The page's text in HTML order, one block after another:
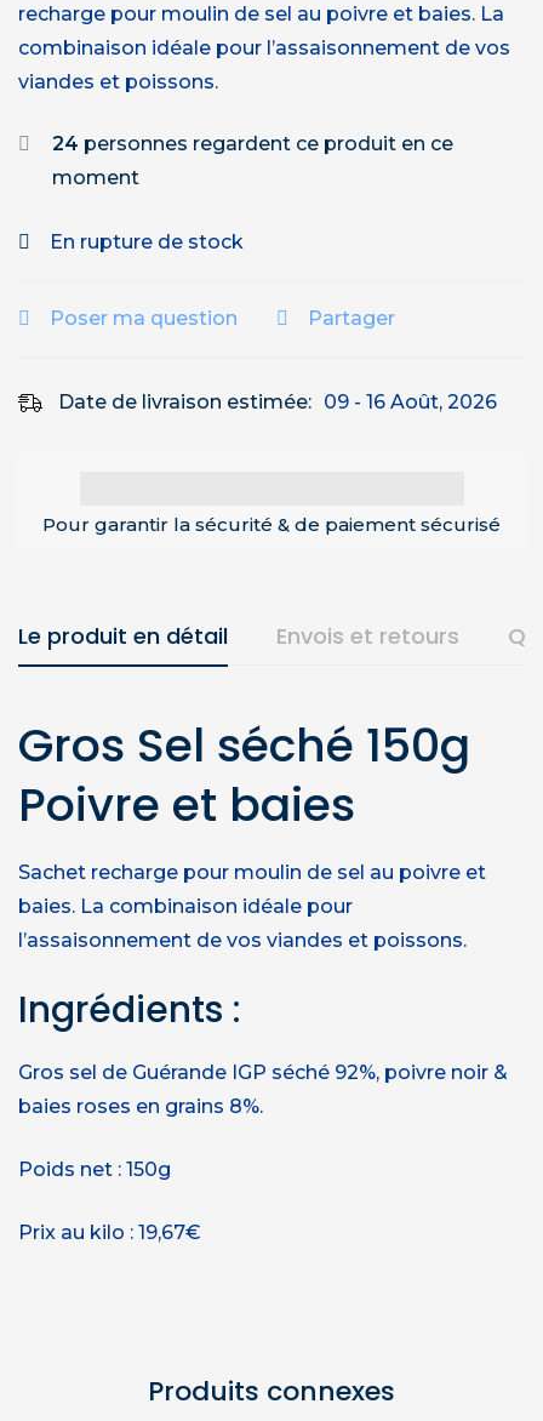
recharge pour moulin de sel au poivre et baies. La
combinaison idéale pour l’assaisonnement de vos
viandes et poissons.
24 personnes regardent ce produit en ce
moment
En rupture de stock
Poser ma question Partager
Date de livraison estimée: 09 - 16 Août, 2026
Pour garantir la sécurité & de paiement sécurisé
Le produit en détail Envois et retours
Gros Sel séché 150g
Poivre et baies
Sachet recharge pour moulin de sel au poivre et
baies. La combinaison idéale pour
l’assaisonnement de vos viandes et poissons.
Ingrédients :
Gros sel de Guérande IGP séché 92%, poivre noir &
baies roses en grains 8%.
Poids net : 150g
Prix au kilo : 19,67€
Produits connexes